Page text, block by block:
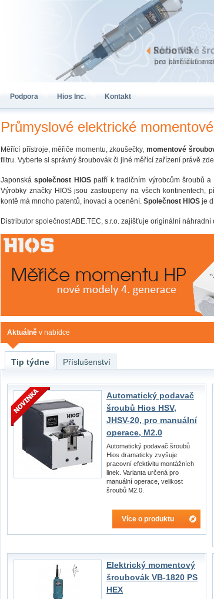
Průmyslové elektrické
Měřící přístroje, měřiče momentu, zkoušečky, momentové
filtru. Vyberte si správný šroubovák či jiné měřící zařízení právě
Japonskáspolečnost HIOSpatří k tradičním výrobcům šroubů a
Výrobky značky HIOS jsou zastoupeny na všech kontinentech,
kontě má mnoho patentů, inovací a ocenění. Společnost HIOS je
Distributor společnost ABE.TEC, s.r.o. zajišťuje originální náhradní
Aktuálně v nabídce
Tip týdne Příslušenství
Automatický podavač
šroubů Hios HSV,
JHSV-20, pro manuální
operace, M2.0
Automatický podavač šroubů
Hios dramaticky zvyšuje
pracovní efektivitu montážních
linek. Varianta určená pro
manuální operace, velikost
šroubů M2.0.
Více o produktu
Elektrický momentový
šroubovák VB-1820 PS
HEX
Podpora Hios Inc. Kontakt